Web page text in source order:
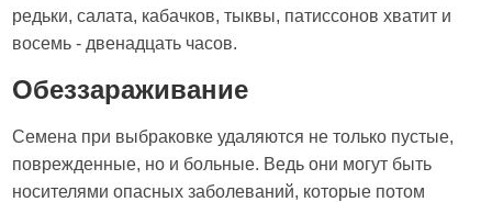
редьки, салата, кабачков, тыквы, патиссонов хватит и
восемь - двенадцать часов.
Обеззараживание
Семена при выбраковке удаляются не только пустые,
поврежденные, но и больные. Ведь они могут быть
носителями опасных заболеваний, которые потом